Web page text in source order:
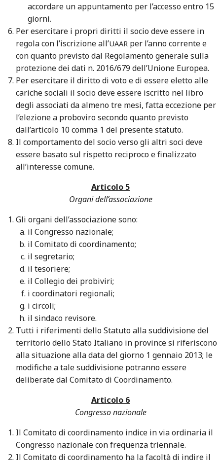
accordare un appuntamento per l’accesso entro 15
giorni.
Per esercitare i propri diritti il socio deve essere in
regola con l’iscrizione all’UAAR per l’anno corrente e
con quanto previsto dal Regolamento generale sulla
protezione dei dati n. 2016/679 dell’Unione Europea.
Per esercitare il diritto di voto e di essere eletto alle
cariche sociali il socio deve essere iscritto nel libro
degli associati da almeno tre mesi, fatta eccezione per
l’elezione a proboviro secondo quanto previsto
dall’articolo 10 comma 1 del presente statuto.
Il comportamento del socio verso gli altri soci deve
essere basato sul rispetto reciproco e finalizzato
all’interesse comune.
Articolo 5
Organi dell’associazione
Gli organi dell’associazione sono:
il Congresso nazionale;
il Comitato di coordinamento;
il segretario;
il tesoriere;
il Collegio dei probiviri;
i coordinatori regionali;
i circoli;
il sindaco revisore.
Tutti i riferimenti dello Statuto alla suddivisione del
territorio dello Stato Italiano in province si riferiscono
alla situazione alla data del giorno 1 gennaio 2013; le
modifiche a tale suddivisione potranno essere
deliberate dal Comitato di Coordinamento.
Articolo 6
Congresso nazionale
Il Comitato di coordinamento indice in via ordinaria il
Congresso nazionale con frequenza triennale.
Il Comitato di coordinamento ha la facoltà di indire il